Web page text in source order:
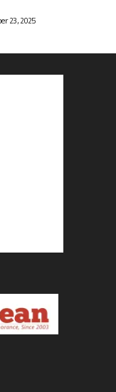
23, 2025